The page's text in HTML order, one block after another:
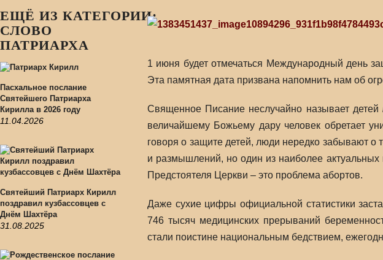
ЕЩЁ ИЗ КАТЕГОРИИ:
СЛОВО
ПАТРИАРХА
Пасхальное послание
Святейшего Патриарха
Кирилла в 2026 году
11.04.2026
Святейший Патриарх Кирилл
поздравил кузбассовцев с
Днём Шахтёра
31.08.2025
1 июня будет отмечаться Международный день
Эта памятная дата призвана напомнить нам об
Священное Писание неслучайно называет детей
величайшему Божьему дару человек обретает
говоря о защите детей, люди нередко забывают о
и размышлений, но один из наиболее актуальных
Предстоятеля Церкви – это проблема абортов.
Даже сухие цифры официальной статистики
746 тысяч медицинских прерываний
стали поистине национальным бедствием,